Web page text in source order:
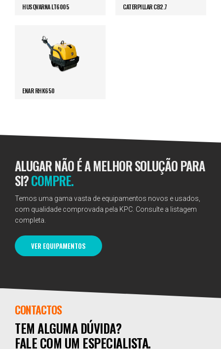
HUSQVARNA LT6005 CATERPILLAR CB2.7
ENAR RHK650
ALUGAR NÃO É A MELHOR SOLUÇÃO PARA
SI?COMPRE.
Temos uma gama vasta de equipamentos novos e usados,
com qualidade comprovada pela KPC. Consulte a listagem
completa.
VER EQUIPAMENTOS
CONTACTOS
TEM ALGUMA DÚVIDA?
FALE COM UM ESPECIALISTA.